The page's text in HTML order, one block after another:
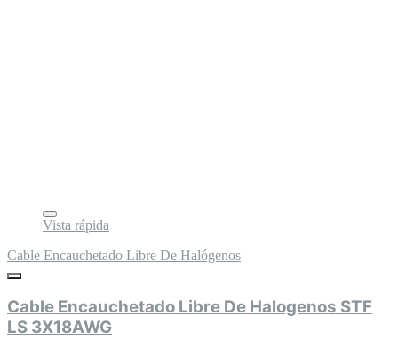
Vista rápida
Cable Encauchetado Libre De Halógenos
Cable Encauchetado Libre De Halogenos STF
LS 3X18AWG